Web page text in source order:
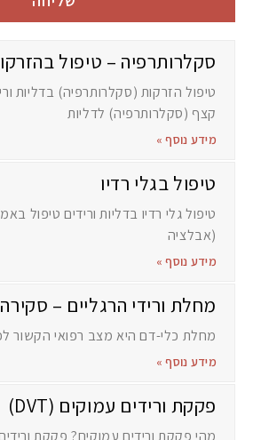
סקלרותרפיה – טיפול
טיפול הזרקות (סקלרותרפיה) בדליות
קצף (סקלרותרפיה) לדליות
מידע נוסף »
טיפול בגלי רדיו
טיפול גלי רדיו בדליות ורידים טיפול
(אבלציה
מידע נוסף »
מחלת ורידי הרגליים –
מחלת כלי-דם היא מצב רפואי הקשור
מידע נוסף »
פקקת ורידים עמוקים (DVT)
מהי פקקת ורידים עמוקים? פקקת